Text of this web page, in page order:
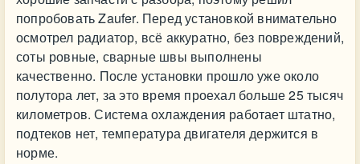
попробовать Zaufer. Перед установкой внимательно
осмотрел радиатор, всё аккуратно, без повреждений,
соты ровные, сварные швы выполнены
качественно. После установки прошло уже около
полутора лет, за это время проехал больше 25 тысяч
километров. Система охлаждения работает штатно,
подтеков нет, температура двигателя держится в
норме.